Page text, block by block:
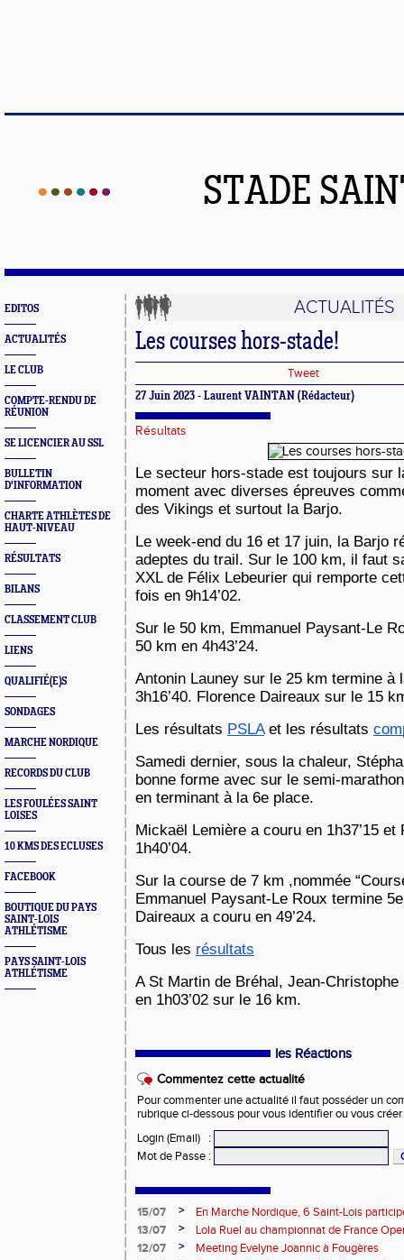
STADE
EDITOS
ACTUALITÉS
LE CLUB
COMPTE-RENDU DE
RÉUNION
SE LICENCIER AU SSL
BULLETIN
D'INFORMATION
CHARTE ATHLÈTES DE
HAUT-NIVEAU
RÉSULTATS
BILANS
CLASSEMENT CLUB
LIENS
QUALIFIÉ(E)S
SONDAGES
MARCHE NORDIQUE
RECORDS DU CLUB
LES FOULÉES SAINT
LOISES
10 KMS DES ECLUSES
FACEBOOK
BOUTIQUE DU PAYS
SAINT-LOIS
ATHLÉTISME
PAYS SAINT-LOIS
ATHLÉTISME
ACTUALITÉS
Les courses hors-stade!
Tweet
27 Juin 2023 - Laurent VAINTAN (Rédacteur)
Résultats
Le secteur hors-stade est toujours sur
moment avec diverses épreuves
des Vikings et surtout la Barjo.
Le week-end du 16 et 17 juin, la Barjo
adeptes du trail. Sur le 100 km, il faut
XXL de Félix Lebeurier qui remporte
fois en 9h14’02.
Sur le 50 km, Emmanuel Paysant-Le
50 km en 4h43’24.
Antonin Launey sur le 25 km termine à
3h16’40. Florence Daireaux sur le 15
Les résultats PSLAet les résultats
Samedi dernier, sous la chaleur,
bonne forme avec sur le semi-
en terminant à la 6e place.
Mickaël Lemière a couru en 1h37’15 et
1h40’04.
Sur la course de 7 km ,nommée
Emmanuel Paysant-Le Roux termine
Daireaux a couru en 49’24.
Tous les résultats
A St Martin de Bréhal, Jean-
en 1h03’02 sur le 16 km.
les Réactions
Commentez cette actualité
Pour commenter une actualité il faut posséder un
rubrique ci-dessous pour vous identifier ou vous
Login (Email)
:
Mot de Passe :
15/07 >
En Marche Nordique, 6 Saint-Lois
13/07
>
Lola Ruel au championnat de France
12/07
>
Meeting Evelyne Joannic à Fougères